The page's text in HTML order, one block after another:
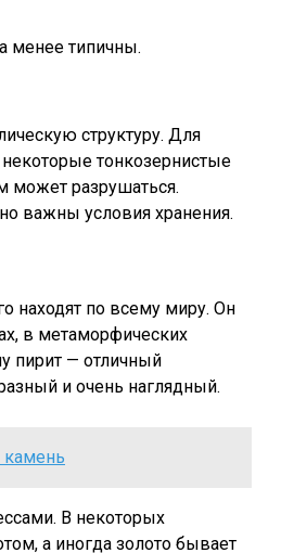
менее типичны.
структуру. Для
некоторые тонкозернистые
может разрушаться.
важны условия хранения.
находят по всему миру. Он
в метаморфических
пирит — отличный
и очень наглядный.
камень
В некоторых
а иногда золото бывает